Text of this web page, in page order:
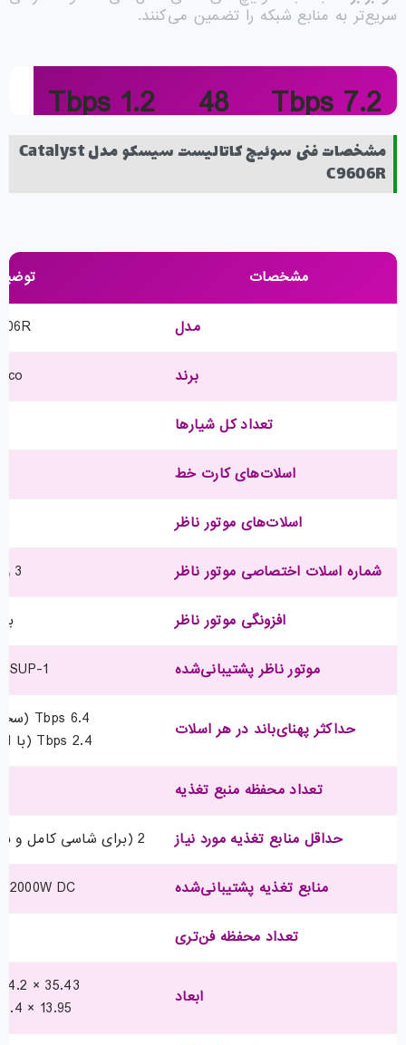
سریع‌تر به منابع شبکه را تضمین می‌کنند.
7.2 Tbps
Total Throughput
48
1.2 Tbps
مشخصات فنی سوئیچ کاتالیست سیسکو مدل Catalyst
C9606R
مشخصات
مدل
برند
تعداد کل شیارها
اسلات‌های کارت خط
اسلات‌های موتور ناظر
شماره اسلات اختصاصی موتور ناظر 3 و 4
افزونگی موتور ناظر
موتور ناظر پشتیبانی‌شده SUP-1
حداکثر پهنای‌باند در هر اسلات
6.4 Tbps (سخت‌افزار آماده)
2.4 Tbps (با C9600-SUP-1)
تعداد محفظه منبع تغذیه
حداقل منابع تغذیه مورد نیاز 2 (برای شاسی کامل و برق 110V حداقل 3 عدد)
منابع تغذیه پشتیبانی‌شده 2000W DC
تعداد محفظه فن‌تری
ابعاد
35.43 × 44.2 × 40.9 cm
13.95 × 17.4 × 16.1 in